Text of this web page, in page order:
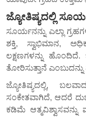
ಜ್ಯೋತಿಷ್ಯದಲ್ಲಿ
ಸೂರ್ಯನನ್ನು ಎಲ್ಲಾ
ಶಕ್ತಿ, ಸ್ವಾಭಿಮಾನ,
ಲಕ್ಷಣಗಳನ್ನು ಹೊಂದಿದೆ.
ತೋರಿಸುತ್ತಾನೆ
ಜ್ಯೋತಿಷ್ಯದಲ್ಲಿ,
ಸಂಕೇತವಾಗಿದೆ, ಆದರೆ
ಕಡಿಮೆ